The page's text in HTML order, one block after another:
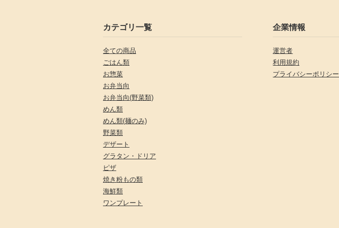
カテゴリ一覧
全ての商品
ごはん類
お惣菜
お弁当向
お弁当向(野菜類)
めん類
めん類(麺のみ)
野菜類
デザート
グラタン・ドリア
ピザ
焼き粉もの類
海鮮類
ワンプレート
企業情報
運営者
利用規約
プライバシーポリシー